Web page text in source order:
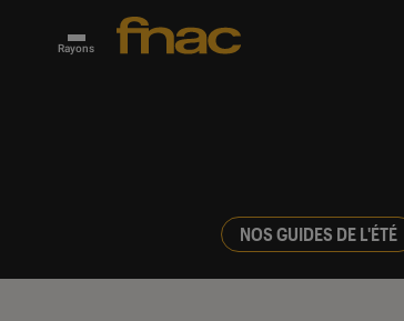
Rayons
NOS GUIDES DE L'ÉTÉ